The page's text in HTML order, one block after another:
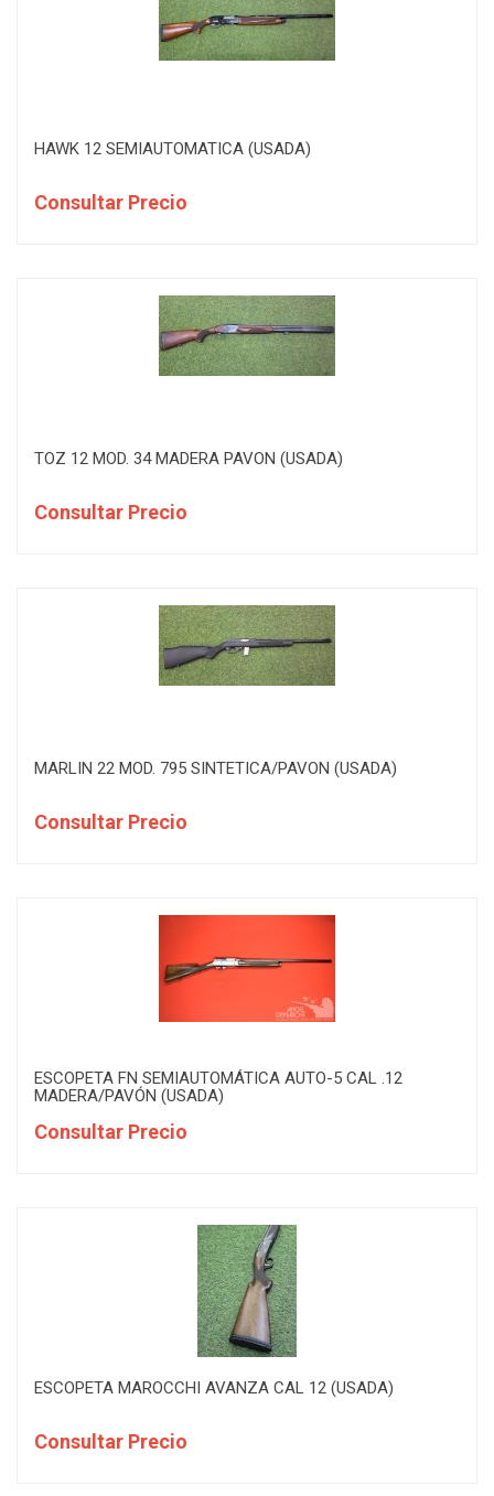
HAWK 12 SEMIAUTOMATICA (USADA)
Consultar Precio
TOZ 12 MOD. 34 MADERA PAVON (USADA)
Consultar Precio
MARLIN 22 MOD. 795 SINTETICA/PAVON (USADA)
Consultar Precio
ESCOPETA FN SEMIAUTOMÁTICA AUTO-5 CAL .12
MADERA/PAVÓN (USADA)
Consultar Precio
ESCOPETA MAROCCHI AVANZA CAL 12 (USADA)
Consultar Precio